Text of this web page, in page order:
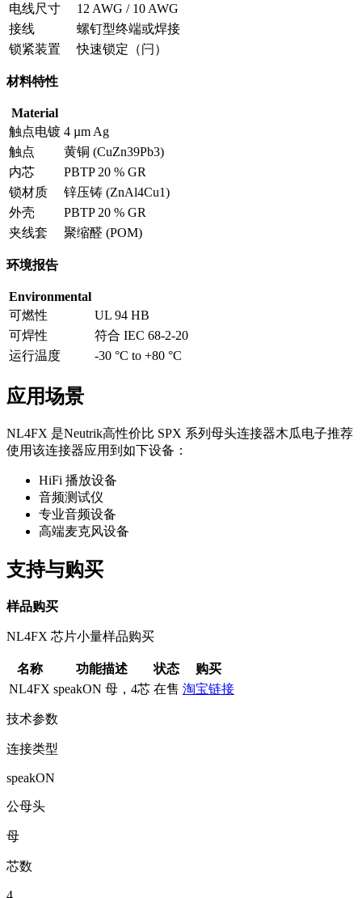
电线尺寸
12 AWG / 10 AWG
接线
螺钉型终端或焊接
锁紧装置
快速锁定（闩）
材料特性
Material
触点电镀 4 µm Ag
触点
黄铜 (CuZn39Pb3)
内芯
PBTP 20 % GR
锁材质
锌压铸 (ZnAl4Cu1)
外壳
PBTP 20 % GR
夹线套
聚缩醛 (POM)
环境报告
Environmental
可燃性
UL 94 HB
可焊性
符合 IEC 68-2-20
运行温度
-30 °C to +80 °C
应用场景
NL4FX 是Neutrik高性价比​ SPX 系列母头连接器木瓜电子推荐
使用该连接器应用到如下设备：
HiFi 播放设备
音频测试仪
专业音频设备
高端麦克风设备
支持与购买
样品购买
NL4FX 芯片小量样品购买
名称 功能描述 状态
购买
NL4FX speakON 母，4芯 在售 淘宝链接
技术参数
连接类型
speakON
公母头
母
芯数
4